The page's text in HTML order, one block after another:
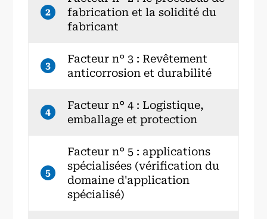
2
fabrication et la solidité du
fabricant
3
Facteur n° 3 : Revêtement
anticorrosion et durabilité
4
Facteur n° 4 : Logistique,
emballage et protection
5
Facteur n° 5 : applications
spécialisées (vérification du
domaine d'application
spécialisé)